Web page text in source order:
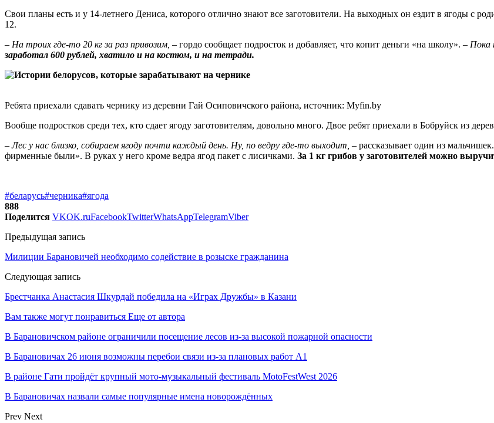
Свои планы есть и у 14-летнего Дениса, которого отлично знают все заготовители. На выходных он ездит в ягоды с
12.
– На троих где-то 20 кг за раз привозим, – гордо сообщает подросток и добавляет, что копит деньги «на школу». – Пока
заработал 600 рублей, хватило и на костюм, и на тетради.
Ребята приехали сдавать чернику из деревни Гай Осиповичского района, источник: Myfin.by
Вообще подростков среди тех, кто сдает ягоду заготовителям, довольно много. Двое ребят приехали в Бобруйск из
–Лес у нас близко, собираем ягоду почти каждый день. Ну, по ведру где-то выходит, – рассказывает один из
фирменные были». В руках у него кроме ведра ягод пакет с лисичками. За 1 кг грибов у заготовителей можно
#беларусь#черника#ягода
888
Поделится VKOK.ruFacebookTwitterWhatsAppTelegramViber
Предыдущая запись
Милиции Барановичей необходимо содействие в розыске гражданина
Следующая запись
Брестчанка Анастасия Шкурдай победила на «Играх Дружбы» в Казани
Вам также могут понравиться Еще от автора
В Барановичском районе ограничили посещение лесов из-за высокой пожарной опасности
В Барановичах 26 июня возможны перебои связи из-за плановых работ A1
В районе Гати пройдёт крупный мото-музыкальный фестиваль MotoFestWest 2026
В Барановичах назвали самые популярные имена новорождённых
Prev Next